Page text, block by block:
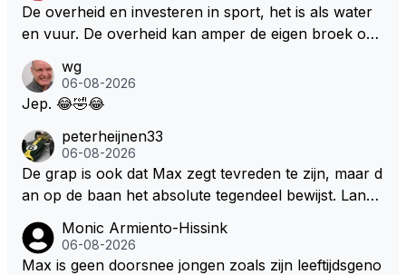
De overheid en investeren in sport, het is als water
en vuur. De overheid kan amper de eigen broek oph
s. Je kunt de Staat het best vergelijken met de sherif
f van Nottinghem (Robin Hood) welk achter de bom
m/haar van zijn laatste zuurverdiende stuiver te ber
oven. De Staat heeft nooit ooit maar een stuiver in Z
andvoort willen investeren en dat zal ook nooit gebe
uren. Afdragen van BTW gelden en vergunningen bi
j dergelijke sportievefestiviteiten MOET je dan weer
wel afstaan, de parasiet.
wg
06-08-2026
Jep. 😂🤣😂
peterheijnen33
06-08-2026
De grap is ook dat Max zegt tevreden te zijn, maar d
an op de baan het absolute tegendeel bewijst. Lando
dan eigenlijk niet echt zien. ;)
Monic Armiento-Hissink
06-08-2026
Max is geen doorsnee jongen zoals zijn leeftijdsgeno